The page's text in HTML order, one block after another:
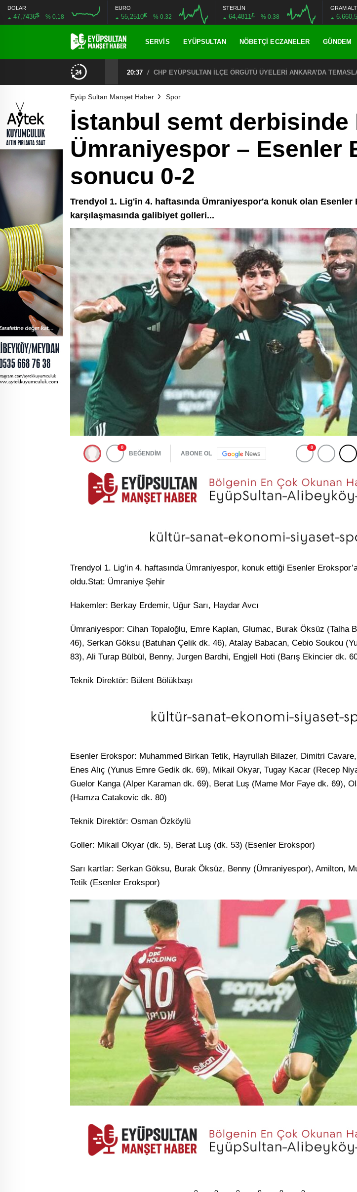
DOLAR
47,7436$ % 0.18
EURO
55,2510€ % 0.32
STERLİN
64,4811£ % 0.38
GRAM
SERVIS EYÜPSULTAN NÖBETÇI ECZANELER GÜNDEM
19:40 / MHP EYÜPSULTAN TEŞKİLATI’NIN ACI GÜNÜ
Eyüp Sultan Manşet Haber Spor
İstanbul semt derbisinde
Ümraniyespor – Esenler
sonucu 0-2
Trendyol 1. Lig'in 4. haftasında Ümraniyespor'a konuk olan Esenler
karşılaşmasında galibiyet golleri...
0
BEĞENDİM ABONE OL News
0
Trendyol 1. Lig’in 4. haftasında Ümraniyespor, konuk ettiği Esenler
oldu.Stat: Ümraniye Şehir
Hakemler: Berkay Erdemir, Uğur Sarı, Haydar Avcı
Ümraniyespor: Cihan Topaloğlu, Emre Kaplan, Glumac, Burak Öksüz (Talha
46), Serkan Göksu (Batuhan Çelik dk. 46), Atalay Babacan, Cebio Soukou
83), Ali Turap Bülbül, Benny, Jurgen Bardhi, Engjell Hoti (Barış Ekincier dk.
Teknik Direktör: Bülent Bölükbaşı
Esenler Erokspor: Muhammed Birkan Tetik, Hayrullah Bilazer, Dimitri
Enes Alıç (Yunus Emre Gedik dk. 69), Mikail Okyar, Tugay Kacar (Recep
Guelor Kanga (Alper Karaman dk. 69), Berat Luş (Mame Mor Faye dk. 69),
(Hamza Catakovic dk. 80)
Teknik Direktör: Osman Özköylü
Goller: Mikail Okyar (dk. 5), Berat Luş (dk. 53) (Esenler Erokspor)
Sarı kartlar: Serkan Göksu, Burak Öksüz, Benny (Ümraniyespor), Amilton,
Tetik (Esenler Erokspor)